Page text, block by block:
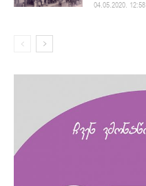
04.05.2020. 12:58